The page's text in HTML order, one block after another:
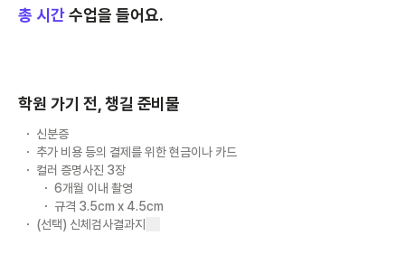
총 시간수업을 들어요.
학원 가기 전, 챙길 준비물
신분증
추가 비용 등의 결제를 위한 현금이나 카드
컬러 증명사진 3장
6개월 이내 촬영
규격 3.5cm x 4.5cm
(선택) 신체검사결과지